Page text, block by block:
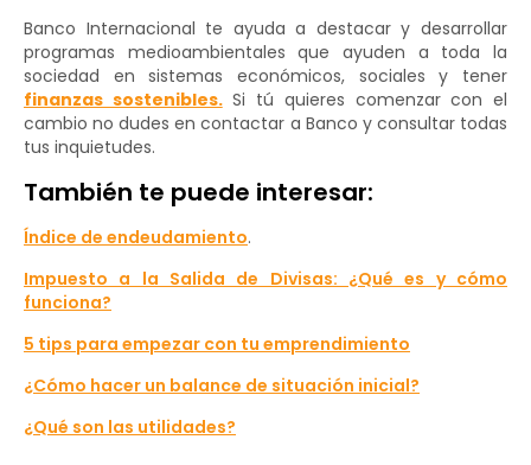
Banco Internacional te ayuda a destacar y desarrollar
programas medioambientales que ayuden a toda la
sociedad en sistemas económicos, sociales y tener
finanzas sostenibles.Si tú quieres comenzar con el
cambio no dudes en contactar a Banco y consultar todas
tus inquietudes.
También te puede interesar:
Índice de endeudamiento.
Impuesto a la Salida de Divisas: ¿Qué es y cómo
funciona?
5 tips para empezar con tu emprendimiento
¿Cómo hacer un balance de situación inicial?
¿Qué son las utilidades?